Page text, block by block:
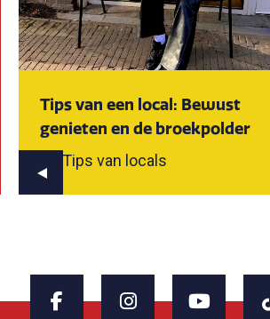
Tips van een local: Bewust
genieten en de broekpolder
Tips van locals